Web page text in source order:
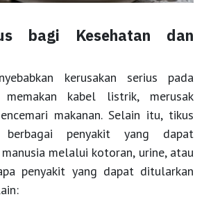
bagi Kesehatan dan
kerusakan serius pada
kabel listrik, merusak
makanan. Selain itu, tikus
berbagai penyakit yang dapat
melalui kotoran, urine, atau
penyakit yang dapat ditularkan